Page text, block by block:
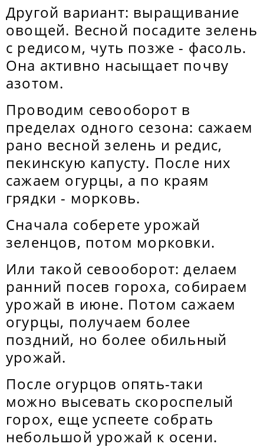
Другой вариант: выращивание
овощей. Весной посадите зелень
с редисом, чуть позже - фасоль.
Она активно насыщает почву
азотом.
Проводим севооборот в
пределах одного сезона: сажаем
рано весной зелень и редис,
пекинскую капусту. После них
сажаем огурцы, а по краям
грядки - морковь.
Сначала соберете урожай
зеленцов, потом морковки.
Или такой севооборот: делаем
ранний посев гороха, собираем
урожай в июне. Потом сажаем
огурцы, получаем более
поздний, но более обильный
урожай.
После огурцов опять-таки
можно высевать скороспелый
горох, еще успеете собрать
небольшой урожай к осени.